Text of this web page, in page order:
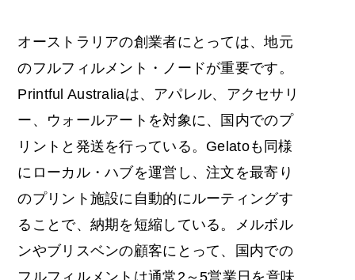
オーストラリアの創業者にとっては、地元
のフルフィルメント・ノードが重要です。
Printful Australiaは、アパレル、アクセサリ
ー、ウォールアートを対象に、国内でのプ
リントと発送を行っている。Gelatoも同様
にローカル・ハブを運営し、注文を最寄り
のプリント施設に自動的にルーティングす
ることで、納期を短縮している。メルボル
ンやブリスベンの顧客にとって、国内での